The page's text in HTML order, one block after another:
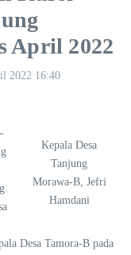
April 2022
2022 16:40
Kepala Desa
Tanjung
Morawa-B, Jefri
Hamdani
Desa Tamora-B pada